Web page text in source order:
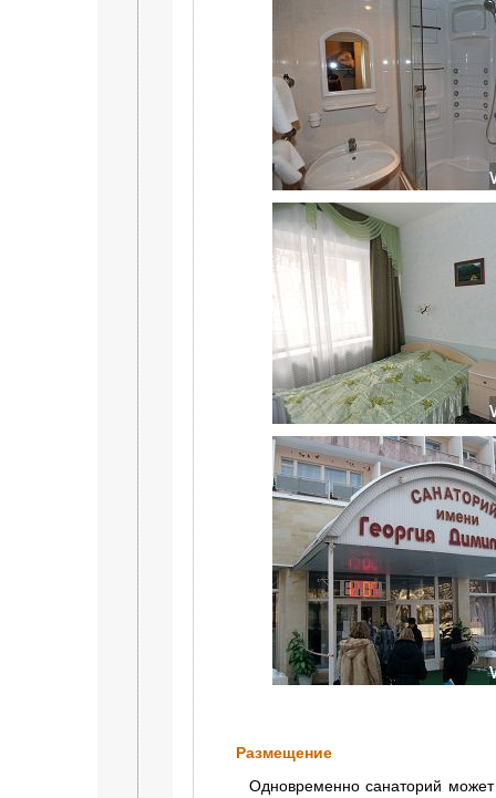
Размещение
Одновременно санаторий может